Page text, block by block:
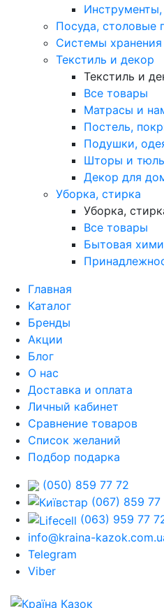
Инструменты,
Посуда, столовые
Системы хранения
Текстиль и декор
Текстиль и
Все товары
Матрасы и
Постель,
Подушки,
Шторы и тюль
Декор для
Уборка, стирка
Уборка,
Все товары
Бытовая
Главная
Каталог
Бренды
Акции
Блог
О нас
Доставка и оплата
Личный кабинет
Сравнение товаров
Список желаний
Подбор подарка
(050) 859 77 72
(067) 859 77
(063) 959 77
info@kraina-
Telegram
Viber